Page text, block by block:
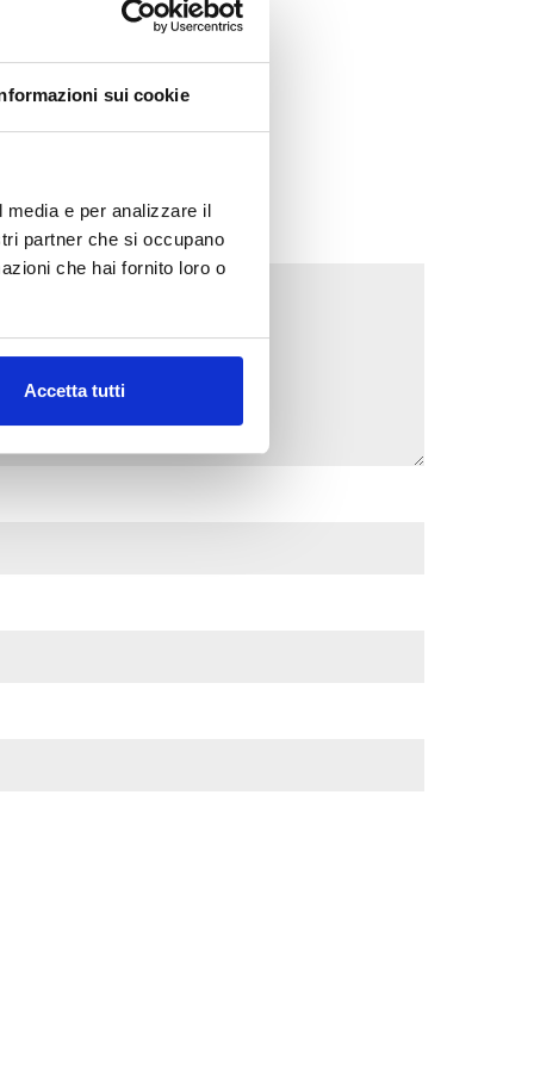
sui cookie
e per analizzare il
partner che si occupano
che hai fornito loro o
Accetta tutti